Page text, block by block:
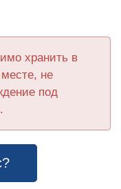
хранить в
не
под